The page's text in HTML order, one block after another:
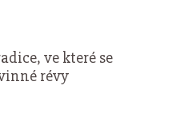
ve které se
révy